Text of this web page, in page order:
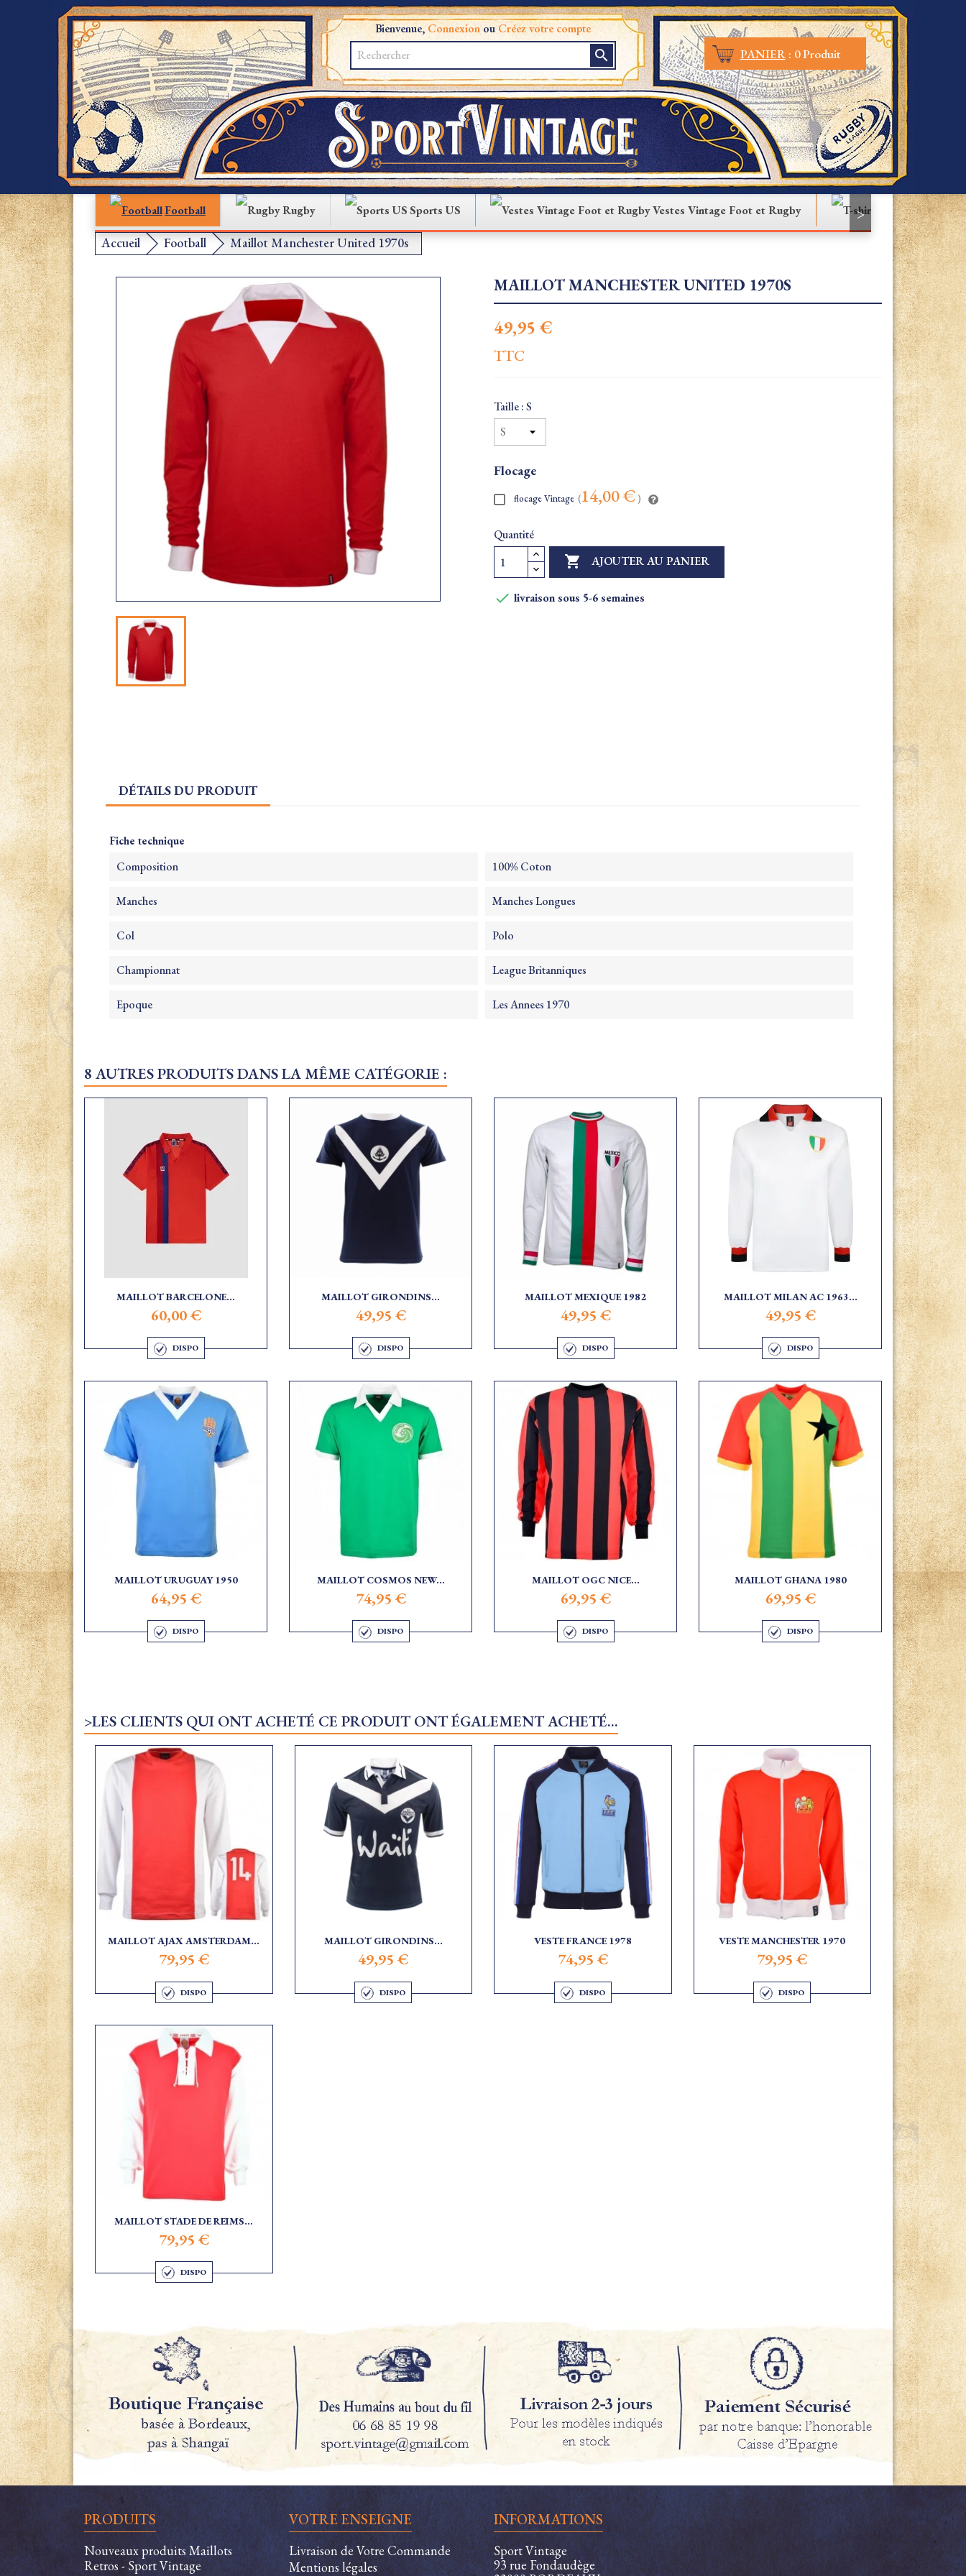
Bienvenue, ConnexionouCréez votre compte
search PANIER: 0 Produit
Football Rugby Sports US Vestes Vintage Foot et Rugby T-shirt
>
Accueil Football Maillot Manchester United 1970s
MAILLOT MANCHESTER UNITED 1970S
49,95 €
TTC
Taille : S
Flocage
flocage Vintage (14,00 € )
Quantité
 AJOUTER AU PANIER
 livraison sous 5-6 semaines
DÉTAILS DU PRODUIT
Fiche technique
Composition 100% Coton
Manches Manches Longues
Col Polo
Championnat League Britanniques
Epoque Les Annees 1970
8 AUTRES PRODUITS DANS LA MÊME CATÉGORIE :
MAILLOT BARCELONE...
60,00 €
DISPO
MAILLOT GIRONDINS...
49,95 €
DISPO
MAILLOT MEXIQUE 1982
49,95 €
DISPO
MAILLOT MILAN AC 1963...
49,95 €
DISPO
MAILLOT URUGUAY 1950
64,95 €
DISPO
MAILLOT COSMOS NEW...
74,95 €
DISPO
MAILLOT OGC NICE...
69,95 €
DISPO
MAILLOT GHANA 1980
69,95 €
DISPO
>LES CLIENTS QUI ONT ACHETÉ CE PRODUIT ONT ÉGALEMENT ACHETÉ...
MAILLOT AJAX AMSTERDAM...
79,95 €
DISPO
MAILLOT GIRONDINS...
49,95 €
DISPO
VESTE FRANCE 1978
74,95 €
DISPO
VESTE MANCHESTER 1970
79,95 €
DISPO
MAILLOT STADE DE REIMS...
79,95 €
DISPO
PRODUITS
Nouveaux produits Maillots
Retros - Sport Vintage
VOTRE ENSEIGNE
Livraison de Votre Commande
Mentions légales
INFORMATIONS
Sport Vintage
93 rue Fondaudège